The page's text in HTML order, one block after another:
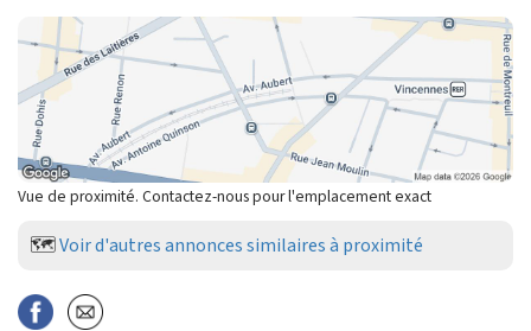
Vue de proximité. Contactez-nous pour l'emplacement exact
🗺️Voir d'autres annonces similaires à proximité